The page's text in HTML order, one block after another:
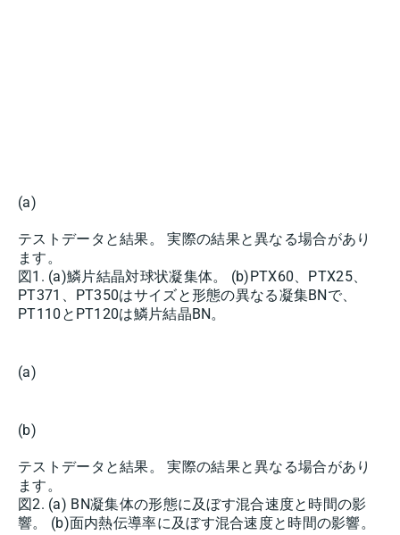
(a)
テストデータと結果。 実際の結果と異なる場合があり
ます。
図1. (a)鱗片結晶対球状凝集体。 (b)PTX60、PTX25、
PT371、PT350はサイズと形態の異なる凝集BNで、
PT110とPT120は鱗片結晶BN。
(a)
(b)
テストデータと結果。 実際の結果と異なる場合があり
ます。
図2. (a) BN凝集体の形態に及ぼす混合速度と時間の影
響。 (b)面内熱伝導率に及ぼす混合速度と時間の影響。